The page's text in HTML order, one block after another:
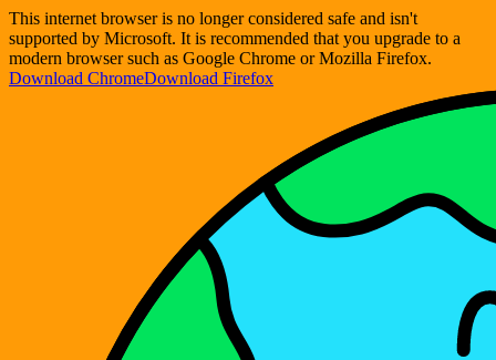
This internet browser is no longer considered safe and isn't
supported by Microsoft. It is recommended that you upgrade to a
modern browser such as Google Chrome or Mozilla Firefox.
Download ChromeDownload Firefox